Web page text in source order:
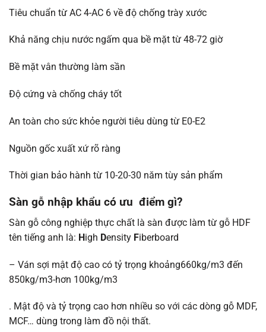
Tiêu chuẩn từ AC 4-AC 6 về độ chống trày xước
Khả năng chịu nước ngấm qua bề mặt từ 48-72 giờ
Bề mặt vân thường làm sần
Độ cứng và chống cháy tốt
An toàn cho sức khỏe người tiêu dùng từ E0-E2
Nguồn gốc xuất xứ rõ ràng
Thời gian bảo hành từ 10-20-30 năm tùy sản phẩm
Sàn gỗ nhập khẩu có ưu điểm gì?
Sàn gỗ công nghiệp thực chất là sàn được làm từ gỗ HDF
tên tiếng anh là: High Density Fiberboard
– Ván sợi mật độ cao có tỷ trọng khoảng660kg/m3 đến
850kg/m3-hơn 100kg/m3
. Mật độ và tỷ trọng cao hơn nhiều so với các dòng gỗ MDF,
MCF… dùng trong làm đồ nội thất.